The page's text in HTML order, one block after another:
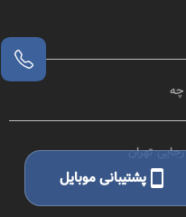
چه
تهران
smartphoneپشتیبانی موبایل